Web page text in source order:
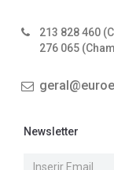
213 828 460
276 065
Newsletter